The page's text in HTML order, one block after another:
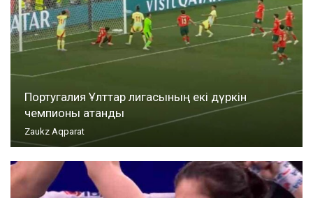
Португалия Ұлттар лигасының екі дүркін
чемпионы атанды
Zaukz Aqparat